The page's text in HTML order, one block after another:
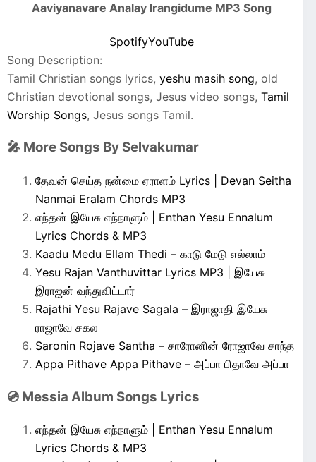
Aaviyanavare Analay Irangidume MP3 Song
SpotifyYouTube
Song Description:
Tamil Christian songs lyrics, yeshu masih song, old
Christian devotional songs, Jesus video songs, Tamil
Worship Songs, Jesus songs Tamil.
🎤 More Songs By Selvakumar
தேவன் செய்த நன்மை ஏராளம் Lyrics | Devan Seitha
Nanmai Eralam Chords MP3
எந்தன் இயேசு எந்நாளும் | Enthan Yesu Ennalum
Lyrics Chords & MP3
Kaadu Medu Ellam Thedi – காடு மேடு எல்லாம்
Yesu Rajan Vanthuvittar Lyrics MP3 | இயேசு
இராஜன் வந்துவிட்டார்
Rajathi Yesu Rajave Sagala – இராஜாதி இயேசு
ராஜாவே சகல
Saronin Rojave Santha – சாரோனின் ரோஜாவே சாந்த
Appa Pithave Appa Pithave – அப்பா பிதாவே அப்பா
💿 Messia Album Songs Lyrics
எந்தன் இயேசு எந்நாளும் | Enthan Yesu Ennalum
Lyrics Chords & MP3